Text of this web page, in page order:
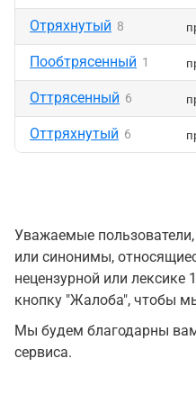
Отряхнутый 8
Пообтрясенный 1
Оттрясенный 6
Оттряхнутый 6
Уважаемые
или синонимы,
нецензурной или лексике
кнопку "Жалоба", чтобы
Мы будем благодарны
сервиса.